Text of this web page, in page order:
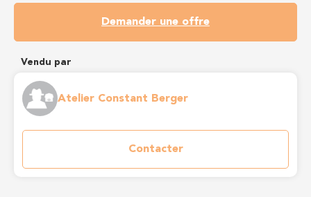
Demander une offre
Vendu par
Atelier Constant Berger
Contacter